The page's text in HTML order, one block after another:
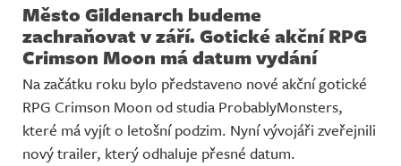
Město Gildenarch budeme
zachraňovat v září. Gotické akční RPG
Crimson Moon má datum vydání
Na začátku roku bylo představeno nové akční gotické
RPG Crimson Moon od studia ProbablyMonsters,
které má vyjít o letošní podzim. Nyní vývojáři zveřejnili
nový trailer, který odhaluje přesné datum.